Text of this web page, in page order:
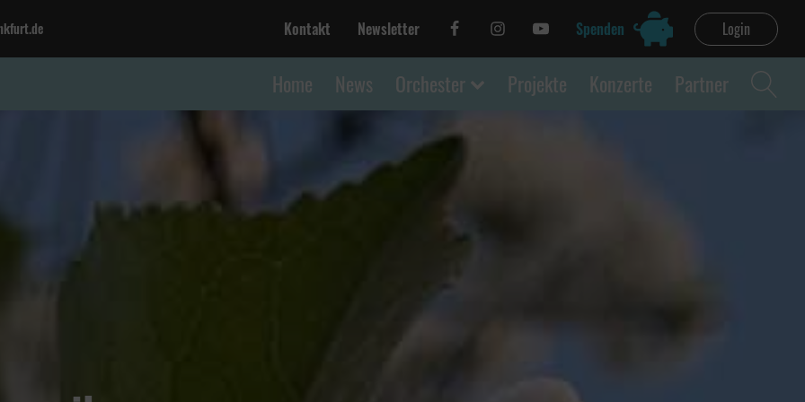
Kontakt Newsletter Spenden Login
Home News Orchester Projekte Konzerte Partner